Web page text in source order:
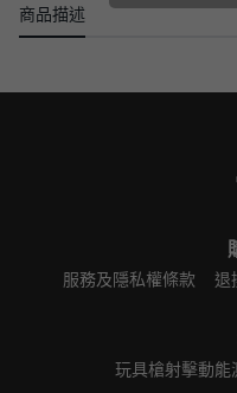
商品描述
服務及隱私權條款 退
玩具槍射擊動能